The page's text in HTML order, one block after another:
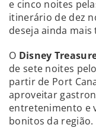
e cinco noites
itinerário de dez
deseja ainda
O Disney
de sete noites
partir de Port
aproveitar
entretenimento e
bonitos da região.